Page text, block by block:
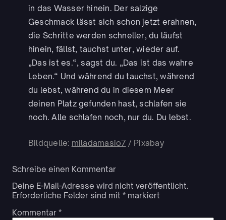
in das Wasser hinein. Der salzige
Geschmack lässt sich schon jetzt erahnen,
die Schritte werden schneller, du läufst
hinein, fällst, tauchst unter, wieder auf.
„Das ist es.“, sagst du. „Das ist das wahre
Leben.“ Und während du tauchst, während
du lebst, während du in diesem Meer
deinen Platz gefunden hast, schlafen sie
noch. Alle schlafen noch, nur du. Du lebst.
Bildquelle: miladamasio7 / Pixabay
Schreibe einen Kommentar
Deine E-Mail-Adresse wird nicht veröffentlicht.
Erforderliche Felder sind mit * markiert
Kommentar *